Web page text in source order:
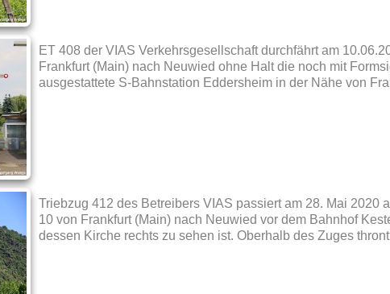
ET 408 der VIAS Verkehrsgesellschaft durchfährt am
Frankfurt (Main) nach Neuwied ohne Halt die noch mit
ausgestattete S-Bahnstation Eddersheim in der Nähe von
Triebzug 412 des Betreibers VIAS passiert am 28. Mai 2020
10 von Frankfurt (Main) nach Neuwied vor dem Bahnhof
dessen Kirche rechts zu sehen ist. Oberhalb des Zuges